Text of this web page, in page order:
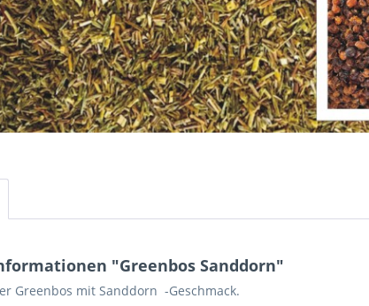
"Greenbos Sanddorn"
Greenbos mit Sanddorn -Geschmack.